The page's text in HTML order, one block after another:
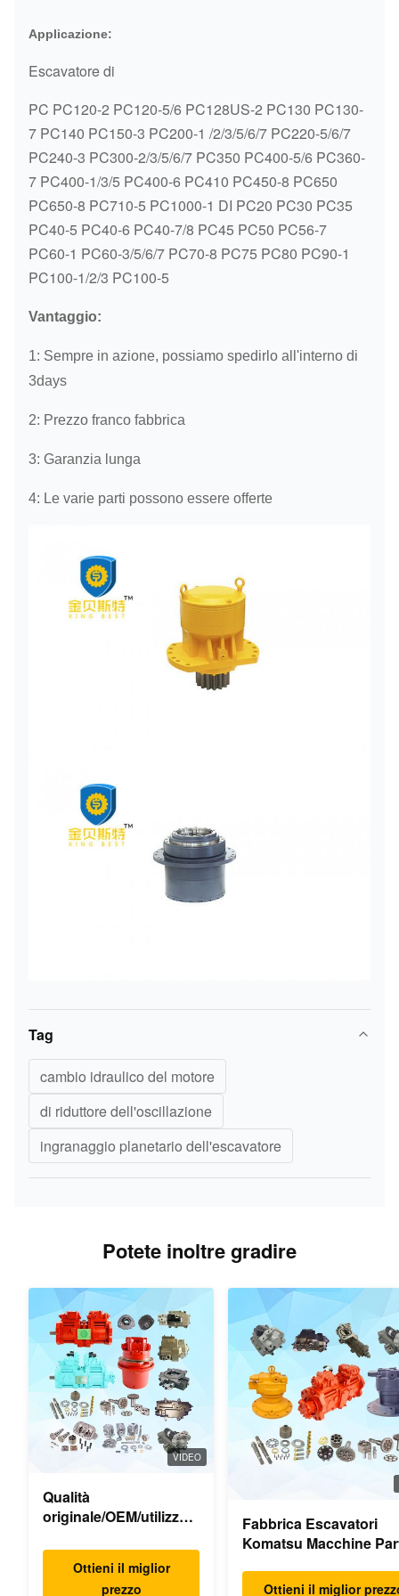
Applicazione:
Escavatore di
PC PC120-2 PC120-5/6 PC128US-2 PC130 PC130-
7 PC140 PC150-3 PC200-1 /2/3/5/6/7 PC220-5/6/7
PC240-3 PC300-2/3/5/6/7 PC350 PC400-5/6 PC360-
7 PC400-1/3/5 PC400-6 PC410 PC450-8 PC650
PC650-8 PC710-5 PC1000-1 DI PC20 PC30 PC35
PC40-5 PC40-6 PC40-7/8 PC45 PC50 PC56-7
PC60-1 PC60-3/5/6/7 PC70-8 PC75 PC80 PC90-1
PC100-1/2/3 PC100-5
Vantaggio:
1: Sempre in azione, possiamo spedirlo all'interno di
3days
2: Prezzo franco fabbrica
3: Garanzia lunga
4: Le varie parti possono essere offerte
Tag
cambio idraulico del motore
di riduttore dell'oscillazione
ingranaggio planetario dell'escavatore
Potete inoltre gradire
VIDEO
Qualità
originale/OEM/utilizzata
per escavatori
Ottieni il miglior
prezzo
Fabbrica Escavatori
Komatsu Macchine
Motore oscillante
Ottieni il miglior